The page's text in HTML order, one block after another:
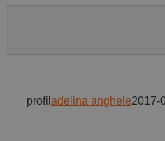
Programe
profil adelina anghele2017-